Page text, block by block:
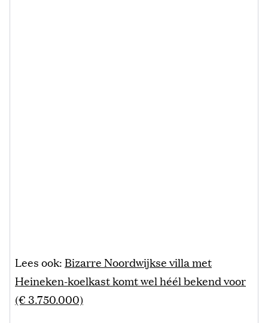
Lees ook: Bizarre Noordwijkse villa met
Heineken-koelkast komt wel héél bekend voor
(€ 3.750.000)